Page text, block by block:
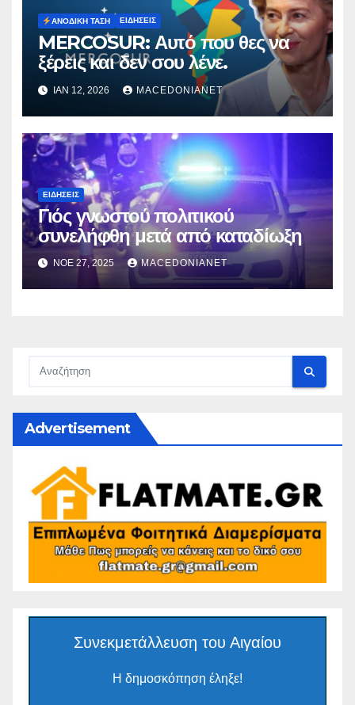
ΑΝΟΔΙΚΉ ΤΆΣΗ ΕΙΔΉΣΕΙΣ
MERCOSUR: Αυτό που θες να
ξέρεις και δεν σου λένε.
ΙΑΝ 12, 2026 MACEDONIANET
ΕΙΔΉΣΕΙΣ
Γιός γνωστού πολιτικού
συνελήφθη μετά από καταδίωξη
ΝΟΈ 27, 2025 MACEDONIANET
Advertisement
Συνεκμετάλλευση του Αιγαίου
Η δημοσκόπηση έληξε!